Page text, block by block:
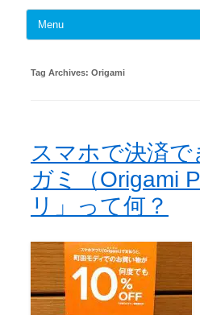
Tag Archives: Origami
スマホで決済で
ガミ（Origami
リ」って何？